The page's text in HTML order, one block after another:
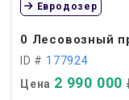
0 Лесовозный
ID # 177924
Цена 2 990 000
Евродозер